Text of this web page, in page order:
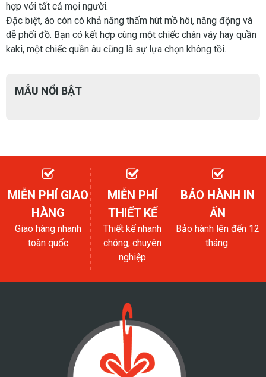
hợp với tất cả mọi người.
Đặc biệt, áo còn có khả năng thấm hút mồ hôi, năng động và
dễ phối đồ. Bạn có kết hợp cùng một chiếc chân váy hay quần
kaki, một chiếc quần âu cũng là sự lựa chọn không tồi.
MẪU NỔI BẬT
MIỄN PHÍ GIAO
HÀNG
Giao hàng nhanh
toàn quốc
MIỄN PHÍ
THIẾT KẾ
Thiết kế nhanh
chóng, chuyên
nghiệp
BẢO HÀNH IN
ẤN
Bảo hành lên đến 12
tháng.